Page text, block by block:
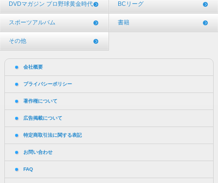
DVDマガジン プロ野球黄金時代 BCリーグ
スポーツアルバム 書籍
その他
会社概要
プライバシーポリシー
著作権について
広告掲載について
特定商取引法に関する表記
お問い合わせ
FAQ